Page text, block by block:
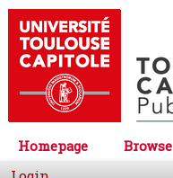
Homepage Browse